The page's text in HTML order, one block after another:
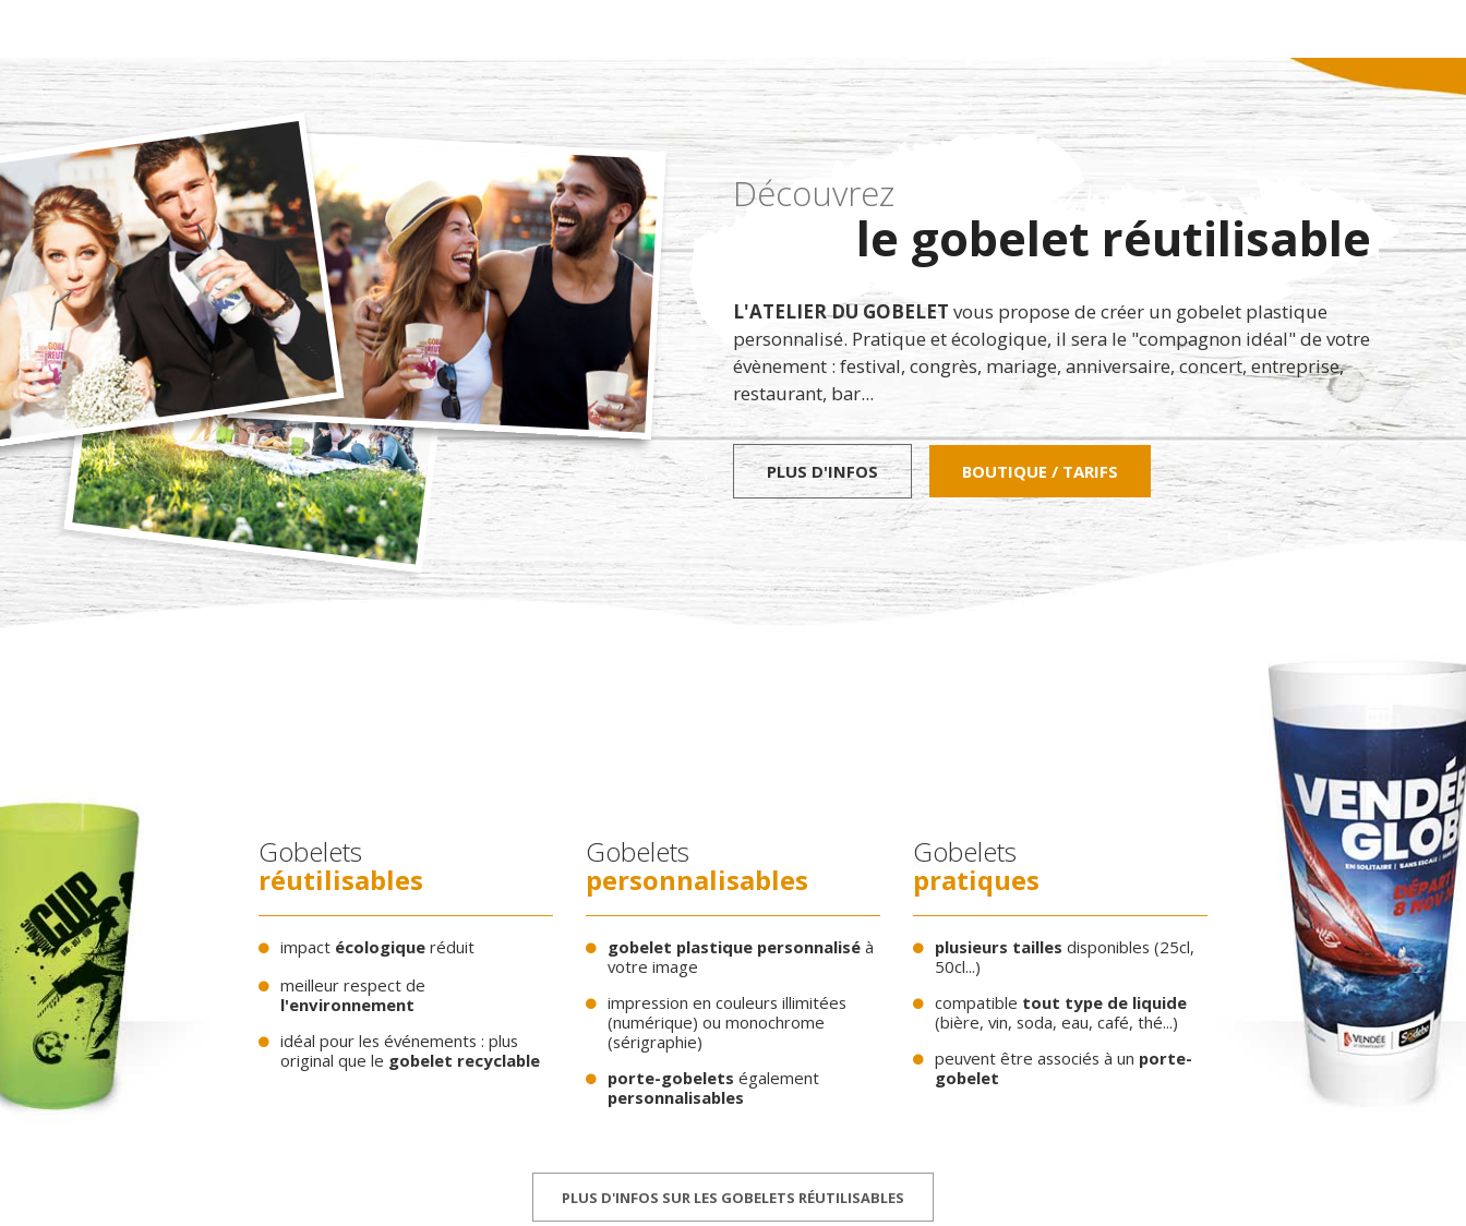
Découvrez
le gobelet réutilisable
L'ATELIER DU GOBELET vous propose de créer un gobelet plastique
personnalisé. Pratique et écologique, il sera le "compagnon idéal" de votre
évènement : festival, congrès, mariage, anniversaire, concert, entreprise,
restaurant, bar...
PLUS D'INFOS BOUTIQUE / TARIFS
Gobelets
réutilisables
impact écologiqueréduit
meilleur respect de
l'environnement
idéal pour les événements : plus
original que le gobelet recyclable
Gobelets
personnalisables
gobelet plastique personnaliséà
votre image
impression en couleurs illimitées
(numérique) ou monochrome
(sérigraphie)
porte-gobelets également
personnalisables
Gobelets
pratiques
plusieurs tailles disponibles (25cl,
50cl...)
compatible tout type de liquide
(bière, vin, soda, eau, café, thé...)
peuvent être associés à un porte-
gobelet
PLUS D'INFOS SUR LES GOBELETS RÉUTILISABLES